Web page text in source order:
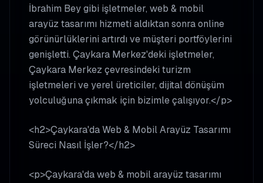
İbrahim Bey gibi işletmeler, web & mobil
arayüz tasarımı hizmeti aldıktan sonra online
görünürlüklerini artırdı ve müşteri portföylerini
genişletti. Çaykara Merkez'deki işletmeler,
Çaykara Merkez çevresindeki turizm
işletmeleri ve yerel üreticiler, dijital dönüşüm
yolculuğuna çıkmak için bizimle çalışıyor.</p>
<h2>Çaykara'da Web & Mobil Arayüz Tasarımı
Süreci Nasıl İşler?</h2>
<p>Çaykara'da web & mobil arayüz tasarımı